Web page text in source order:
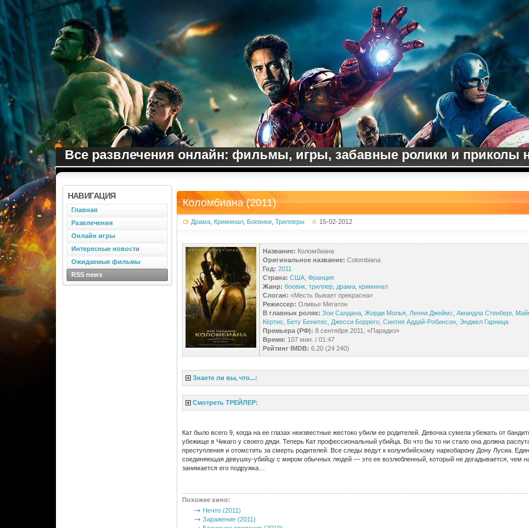
Все развлечения онлайн: фильмы, игры, забавные ролики и приколы
Коломбиана (2011)
Драма, Криминал, Боевики, Триллеры 15-02-2012
Название: Коломбиана
Оригинальное название: Colombiana
Год: 2011
Страна: США, Франция
Жанр: боевик, триллер, драма, криминал
Слоган: «Месть бывает прекрасна»
Режиссер: Оливье Мегатон
В главных ролях: Зои Салдана, Жорди Молья, Ленни Джеймс Амандла Стенберг,
Кёртис
Бету Бенитес Джесси Боррего, Синтия Аддай-Робинсон, Энджел Гарница
Премьера (РФ): 8 сентября 2011, «Парадиз»
Время: 107 мин. / 01:47
Рейтинг IMDB: 6.20 (24 240)
Знаете ли вы, что...:
Смотреть ТРЕЙЛЕР:
Кат было всего 9, когда на ее глазах неизвестные жестоко убили ее родителей. Девочка сумела убежать от
убежище в Чикаго у своего дяди. Теперь Кат профессиональный убийца. Во что бы то ни стало она должна
преступления и отомстить за смерть родителей. Все следы ведут к колумбийскому наркобарону Дону Лусиа.
соединяющая девушку-убийцу с миром обычных людей — это ее возлюбленный, который не догадывается, чем
занимается его подружка…
Похожее кино:
Нечто (2011)
Заражение (2011)
НАВИГАЦИЯ
Главная
Развлечения
Онлайн игры
Интересные новости
Ожидаемые фильмы
RSS news